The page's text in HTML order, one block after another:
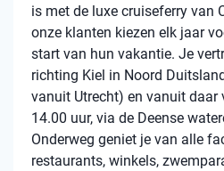
is met de luxe cruiseferry van
onze klanten kiezen elk jaar
start van hun vakantie. Je
richting Kiel in Noord
vanuit Utrecht) en vanuit daar
14.00 uur, via de Deense
Onderweg geniet je van alle
restaurants, winkels,